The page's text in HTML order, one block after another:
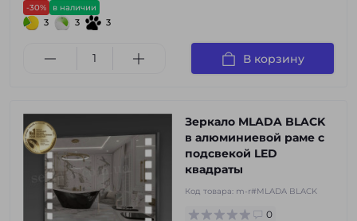
-30% в наличии
3 3 3
В корзину
Зеркало MLADA BLACK
в алюминиевой раме с
подсвекой LED
квадраты
Код товара: m-r#MLADA BLACK
0